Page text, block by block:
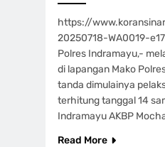
https://
20250718-WA0019-
Polres Indramayu,-
di lapangan Mako
tanda dimulainya
terhitung tanggal 14
Indramayu AKBP
Read More